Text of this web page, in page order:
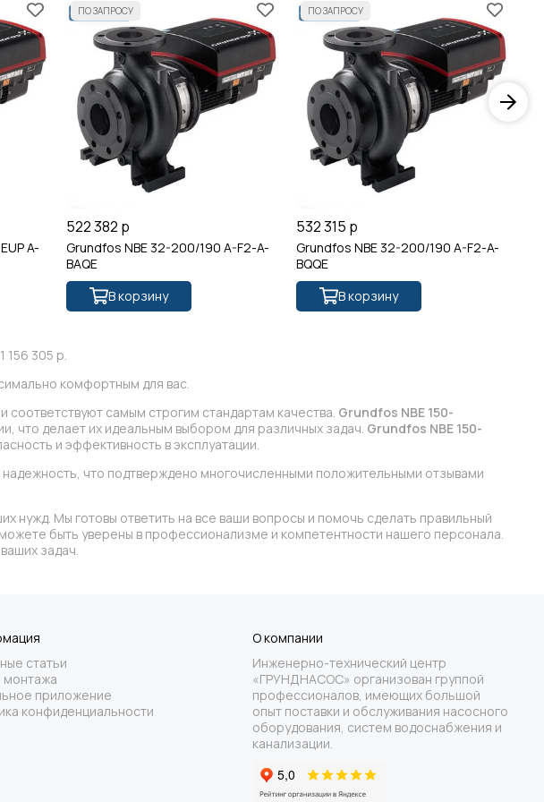
A-
522 382 р
Grundfos NBE 32-200/190 A-F2-A-
BAQE
В корзину
532 315 р
Grundfos NBE 32-200/190 A-F2-A-
BQQE
В корзину
156 305 р.
комфортным для вас.
соответствуют самым строгим стандартам качества. Grundfos NBE 150-
что делает их идеальным выбором для различных задач. Grundfos NBE 150-
и эффективность в эксплуатации.
надежность, что подтверждено многочисленными положительными отзывами
нужд. Мы готовы ответить на все ваши вопросы и помочь сделать правильный
быть уверены в профессионализме и компетентности нашего персонала.
задач.
статьи
монтажа
приложение
конфиденциальности
О компании
Инженерно-технический центр
«ГРУНДНАСОС» организован группой
профессионалов, имеющих большой
опыт поставки и обслуживания насосного
оборудования, систем водоснабжения и
канализации.